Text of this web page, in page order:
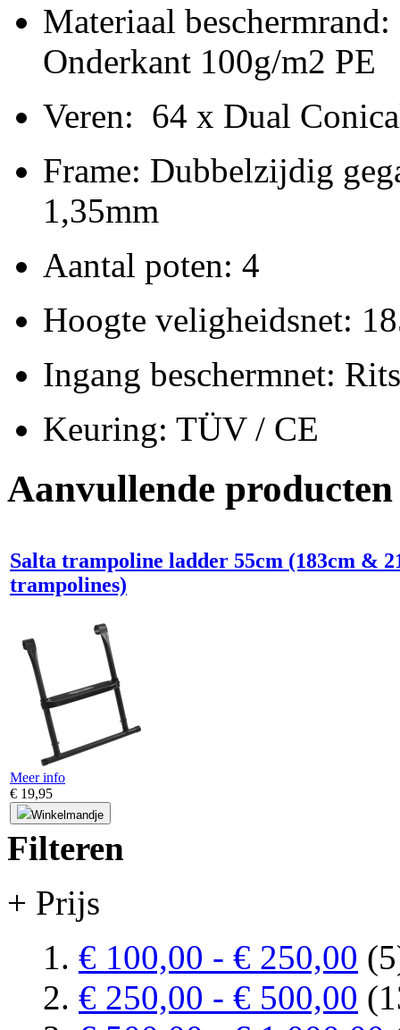
Materiaal
Onderkant 100g/m2 PE
Veren: 64 x Dual
Frame: Dubbelzijdig
1,35mm
Aantal poten: 4
Hoogte veligheidsnet:
Ingang beschermnet:
Keuring: TÜV / CE
Aanvullende producten
Salta trampoline ladder 55cm (183cm &
trampolines)
Meer info
€ 19,95
Winkelmandje
Filteren
+ Prijs
€ 100,00 - € 250,00
€ 250,00 - € 500,00